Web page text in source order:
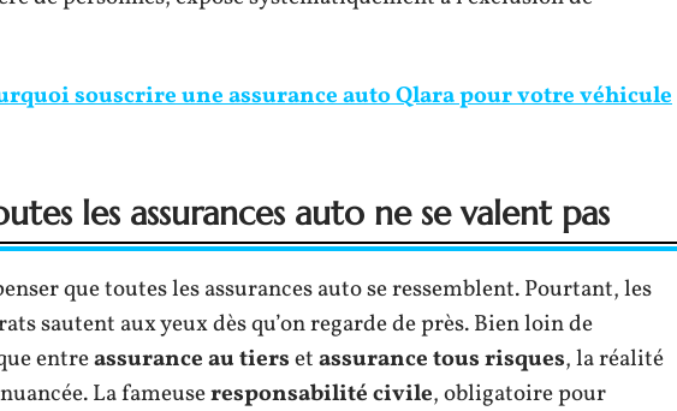
souscrire une assurance auto Qlara pour votre véhicule
les assurances auto ne se valent pas
que toutes les assurances auto se ressemblent. Pourtant, les
sautent aux yeux dès qu’on regarde de près. Bien loin de
entreassurance au tiersetassurance tous risques, la réalité
La fameuseresponsabilité civile, obligatoire pour